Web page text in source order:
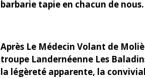
barbarie tapie en chacun de
Après Le Médecin Volant de
troupe Landernéenne Les
la légèreté apparente, la